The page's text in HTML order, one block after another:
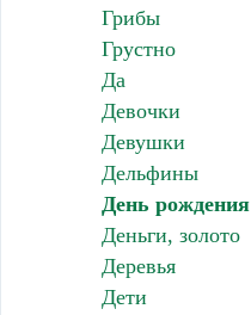
Грибы
Грустно
Да
Девочки
Девушки
Дельфины
День рождения
Деньги, золото
Деревья
Дети